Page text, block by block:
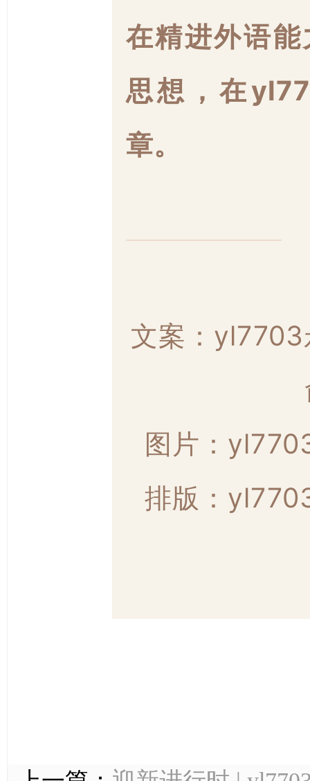
在精进外语
思想，在
章。
文案：yl7703
图片：
排版：